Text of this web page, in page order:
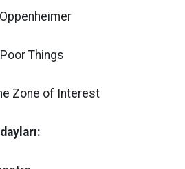
Things
Zone of Interest